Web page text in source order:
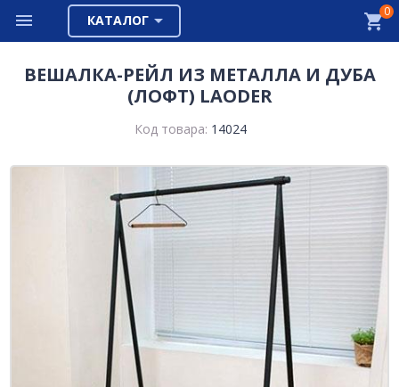
КАТАЛОГ
0
ВЕШАЛКА-РЕЙЛ ИЗ МЕТАЛЛА И ДУБА
(ЛОФТ) LAODER
Код товара: 14024